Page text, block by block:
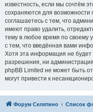
известность, если мы сочтём
сохраняются для возможности
соглашаетесь с тем, что
имеют право удалить,
тему в любое время по своему
с тем, что введённая вами
Хотя эта информация не
разрешения, ни
phpBB Limited не может быть
могут привести к
Форум Селятино Список